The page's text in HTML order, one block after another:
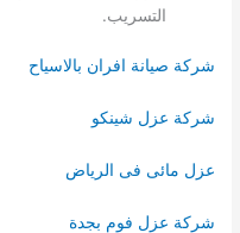
التسريب.
شركة صيانة افران بالاسياح
شركة عزل شينكو
عزل مائى فى الرياض
شركة عزل فوم بجدة